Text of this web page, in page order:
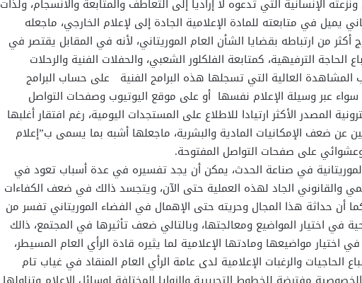
الإنسانية التي تدعوه لا إراديا إلى التعاطف والمتابعة والانسجام، ولذات
يميل في متابعته للمادة الإعلامية الجادة إلى لإعلام الخارجي، ماجعله
أكثر من ارتباطه بقضايا الشأن العام الموريتاني، لأنه في المقابل يقتصر في
الحاجة الترفيهية، كمتابعة الفلكلور الشعبي، والحفلات الفنية والرحلات
العالية التي تسجلها هذه البرامج الفنية على حساب البرامج
سواء عبر وسيلة الإعلام نفسها أو على موقع اليوتيوب وصفحات التواصل
المصدر الأكثر ارتيادا للاطلاع على المستجدات اليومية، رغم افتقار أغلبها
عن ضعف الإمكانيات المادية والبشرية، ماجعلها أشبه بما يسمى ب”إعلام
على صفحات التواصل المفتوحة.
في صناعة الحدث، يمكن أن يجد تفسيره في عدة أسباب تعود في
والقانوني الجاد لهذه العملية حتى الآن، ويتجسد ذالك في ضعف الكفاءات
أن حداثة هذا المجال وحريته حتى الإهمال في الفضاء الموريتاني تفسر من
في اختيار المواضيع ومعالجتها، وبالتالي ضعف تأثيرها في المجتمع، ذالك
اختيار مواضيعها ومادتها الإعلامية لما يثيره قادة الرأي العام المسيطر،
الحاجيات والرغبات الإعلامية لدى عامة الرأي العام المنقاد في غياب تام